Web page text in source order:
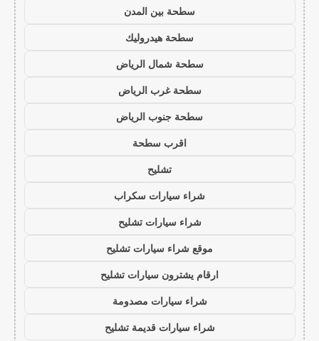
سطحة بين المدن
سطحة هيدروليك
سطحة شمال الرياض
سطحة غرب الرياض
سطحة جنوب الرياض
اقرب سطحة
تشليح
شراء سيارات سكراب
شراء سيارات تشليح
موقع شراء سيارات تشليح
ارقام يشترون سيارات تشليح
شراء سيارات مصدومة
شراء سيارات قديمة تشليح